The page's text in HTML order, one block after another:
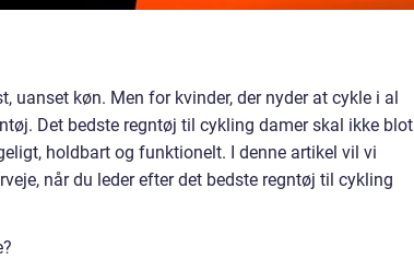
uanset køn. Men for kvinder, der nyder at cykle i al
Det bedste regntøj til cykling damer skal ikke blot
holdbart og funktionelt. I denne artikel vil vi
når du leder efter det bedste regntøj til cykling